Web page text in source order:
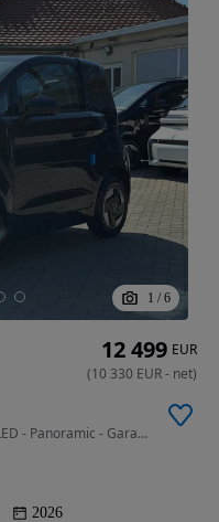
1 / 6
16 CP • LinkTour AlumiPro - 16ani - B1 - LED - Panoramic - Garantie - Rate
2026
12 499 EUR
(10 330 EUR- net)